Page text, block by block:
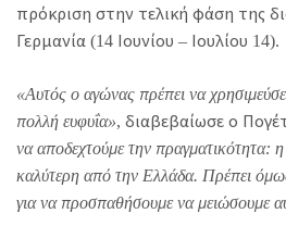
πρόκριση στην τελική φάση της
Γερμανία (14 Ιουνίου – Ιουλίου 14).
«Αυτός ο αγώνας πρέπει να
πολλή ευφυΐα», διαβεβαίωσε ο
να αποδεχτούμε την πραγματικότητα: η
καλύτερη από την Ελλάδα. Πρέπει
για να προσπαθήσουμε να μειώσουμε